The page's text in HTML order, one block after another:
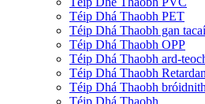
Téip Dhá Thaobh PET
Téip Dhá Thaobh gan
Téip Dhá Thaobh OPP
Téip Dhá Thaobh ard-
Téip Dhá Thaobh
Téip Dhá Thaobh
Téip Dhá Thaobh